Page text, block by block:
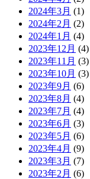
2024年3月 (1)
2024年2月 (2)
2024年1月 (4)
2023年12月 (4)
2023年11月 (3)
2023年10月 (3)
2023年9月 (6)
2023年8月 (4)
2023年7月 (4)
2023年6月 (3)
2023年5月 (6)
2023年4月 (9)
2023年3月 (7)
2023年2月 (6)